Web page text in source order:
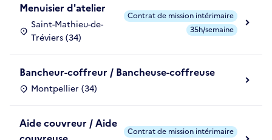
Menuisier d'atelier
Saint-Mathieu-de-
Tréviers (34)
Contrat de mission intérimaire
35h/semaine
Bancheur-coffreur / Bancheuse-coffreuse
Montpellier (34)
Aide couvreur / Aide
Contrat de mission intérimaire